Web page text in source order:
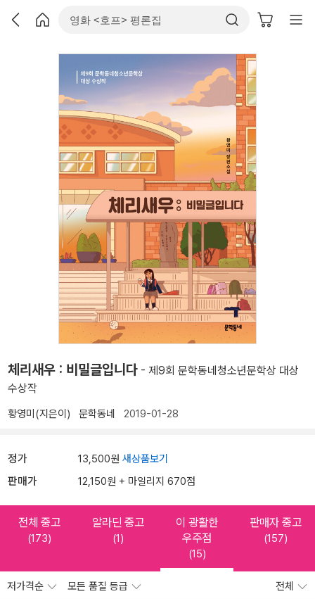
체리새우 : 비밀글입니다 - 제9회 문학동네청소년문학상 대상
수상작
황영미(지은이) 문학동네 2019-01-28
정가 13,500원 새상품보기
판매가 12,150원 + 마일리지 670점
전체 중고
(173)
알라딘 중고
(1)
이 광활한
우주점
(15)
판매자 중고
(157)
저가격순 모든 품질 등급 전체